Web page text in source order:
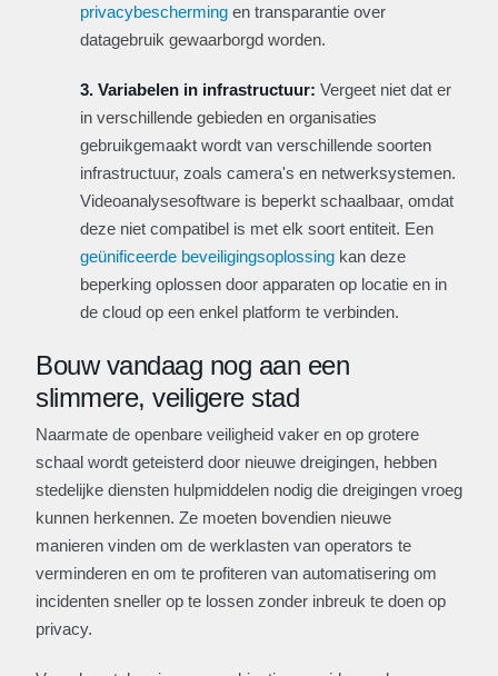
privacybescherming en transparantie over
datagebruik gewaarborgd worden.
3. Variabelen in infrastructuur: Vergeet niet dat er
in verschillende gebieden en organisaties
gebruikgemaakt wordt van verschillende soorten
infrastructuur, zoals camera's en netwerksystemen.
Videoanalysesoftware is beperkt schaalbaar, omdat
deze niet compatibel is met elk soort entiteit. Een
geünificeerde beveiligingsoplossing kan deze
beperking oplossen door apparaten op locatie en in
de cloud op een enkel platform te verbinden.
Bouw vandaag nog aan een
slimmere, veiligere stad
Naarmate de openbare veiligheid vaker en op grotere
schaal wordt geteisterd door nieuwe dreigingen, hebben
stedelijke diensten hulpmiddelen nodig die dreigingen vroeg
kunnen herkennen. Ze moeten bovendien nieuwe
manieren vinden om de werklasten van operators te
verminderen en om te profiteren van automatisering om
incidenten sneller op te lossen zonder inbreuk te doen op
privacy.